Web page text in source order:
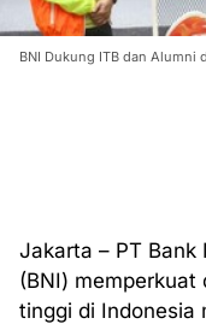
BNI Dukung ITB dan Alumni
Jakarta – PT Bank
(BNI) memperkuat
tinggi di Indonesia